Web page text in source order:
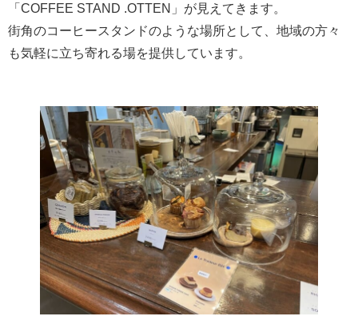
「COFFEE STAND .OTTEN」が見えてきます。
街角のコーヒースタンドのような場所として、地域の方々
も気軽に立ち寄れる場を提供しています。